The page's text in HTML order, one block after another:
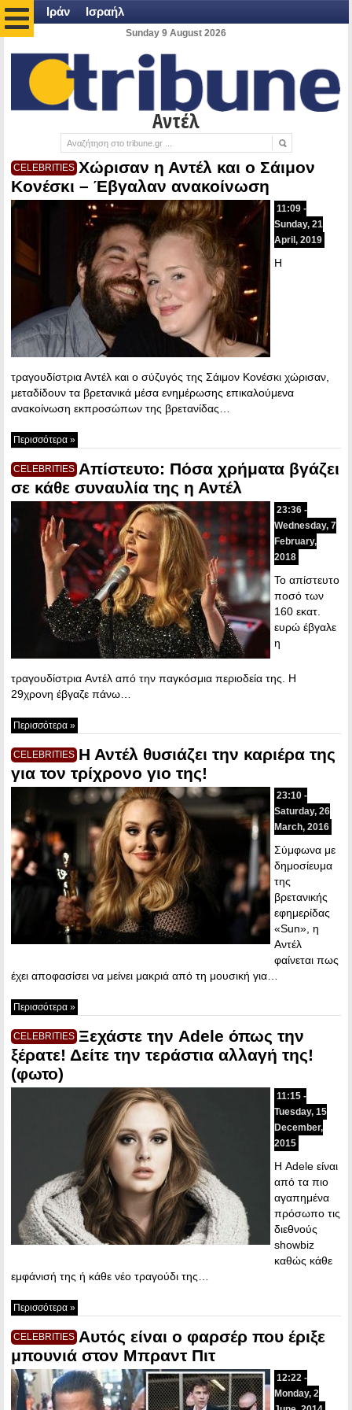
Ιράν Ισραήλ
Sunday 9 August 2026
Αντέλ
CELEBRITIES Χώρισαν η Αντέλ και ο Σάιμον
Κονέσκι – Έβγαλαν ανακοίνωση
11:09 -
Sunday, 21
April, 2019
Η
τραγουδίστρια Αντέλ και ο σύζυγός της Σάιμον Κονέσκι χώρισαν,
μεταδίδουν τα βρετανικά μέσα ενημέρωσης επικαλούμενα
ανακοίνωση εκπροσώπων της βρετανίδας…
Περισσότερα »
CELEBRITIES Απίστευτο: Πόσα χρήματα βγάζει
σε κάθε συναυλία της η Αντέλ
23:36 -
Wednesday, 7
February,
2018
Το απίστευτο
ποσό των
160 εκατ.
ευρώ έβγαλε
η
τραγουδίστρια Aντέλ από την παγκόσμια περιοδεία της. Η
29χρονη έβγαζε πάνω…
Περισσότερα »
CELEBRITIES Η Αντέλ θυσιάζει την καριέρα της
για τον τρίχρονο γιο της!
23:10 -
Saturday, 26
March, 2016
Σύμφωνα με
δημοσίευμα
της
βρετανικής
εφημερίδας
«Sun», η
Αντέλ
φαίνεται πως
έχει αποφασίσει να μείνει μακριά από τη μουσική για…
Περισσότερα »
CELEBRITIES Ξεχάστε την Adele όπως την
ξέρατε! Δείτε την τεράστια αλλαγή της!
(φωτο)
11:15 -
Tuesday, 15
December,
2015
Η Adele είναι
από τα πιο
αγαπημένα
πρόσωπο τις
διεθνούς
showbiz
καθώς κάθε
εμφάνισή της ή κάθε νέο τραγούδι της…
Περισσότερα »
CELEBRITIES Αυτός είναι ο φαρσέρ που έριξε
μπουνιά στον Μπραντ Πιτ
12:22 -
Monday, 2